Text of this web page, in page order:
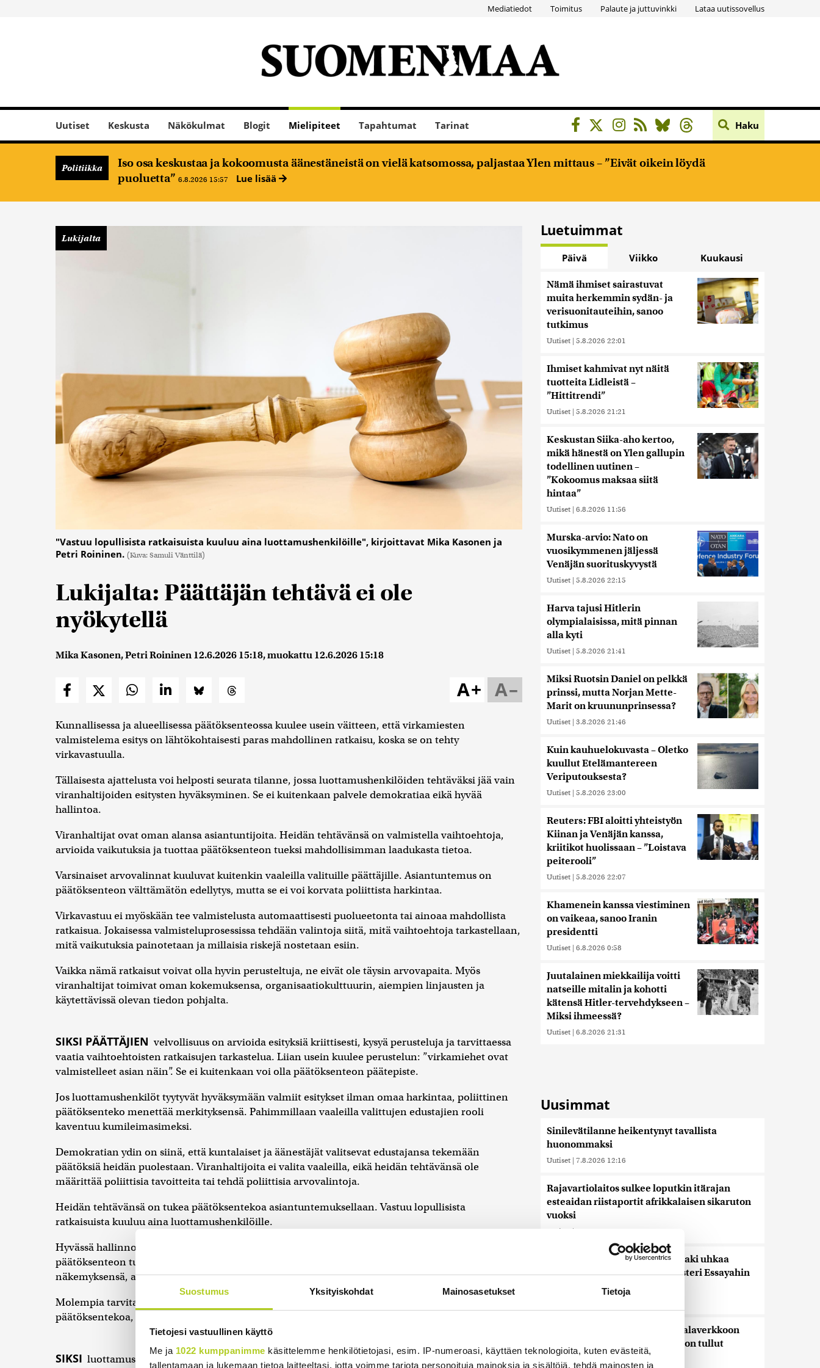
Suostumus Yksityiskohdat Mainosasetukset Tietoja
Tietojesi vastuullinen käyttö
Me ja 1022 kumppanimme käsittelemme henkilötietojasi, esim. IP-numeroasi, käyttäen teknologioita, kuten evästeitä,
tallentamaan ja lukemaan tietoa laitteeltasi, jotta voimme tarjota personoituja mainoksia ja sisältöjä, tehdä mainosten ja
Mediatiedot Toimitus Palaute ja juttuvinkki Lataa uutissovellus
Uutiset Keskusta Näkökulmat Blogit Mielipiteet Tapahtumat Tarinat Haku
Politiikka
Iso osa keskustaa ja kokoomusta äänestäneistä on vielä katsomossa, paljastaa Ylen mittaus – ”Eivät oikein löydä
puoluetta” 6.8.2026 15:57 Lue lisää
Lukijalta
"Vastuu lopullisista ratkaisuista kuuluu aina luottamushenkilöille", kirjoittavat Mika Kasonen ja
Petri Roininen. (Kuva: Samuli Vänttilä)
Lukijalta: Päättäjän tehtävä ei ole
nyökytellä
Mika Kasonen, Petri Roininen 12.6.2026 15:18, muokattu 12.6.2026 15:18
A–
A+
Kunnallisessa ja alueellisessa päätöksenteossa kuulee usein väitteen, että virkamiesten
valmistelema esitys on lähtökohtaisesti paras mahdollinen ratkaisu, koska se on tehty
virkavastuulla.
Tällaisesta ajattelusta voi helposti seurata tilanne, jossa luottamushenkilöiden tehtäväksi jää vain
viranhaltijoiden esitysten hyväksyminen. Se ei kuitenkaan palvele demokratiaa eikä hyvää
hallintoa.
Viranhaltijat ovat oman alansa asiantuntijoita. Heidän tehtävänsä on valmistella vaihtoehtoja,
arvioida vaikutuksia ja tuottaa päätöksenteon tueksi mahdollisimman laadukasta tietoa.
Varsinaiset arvovalinnat kuuluvat kuitenkin vaaleilla valituille päättäjille. Asiantuntemus on
päätöksenteon välttämätön edellytys, mutta se ei voi korvata poliittista harkintaa.
Virkavastuu ei myöskään tee valmistelusta automaattisesti puolueetonta tai ainoaa mahdollista
ratkaisua. Jokaisessa valmisteluprosessissa tehdään valintoja siitä, mitä vaihtoehtoja tarkastellaan,
mitä vaikutuksia painotetaan ja millaisia riskejä nostetaan esiin.
Vaikka nämä ratkaisut voivat olla hyvin perusteltuja, ne eivät ole täysin arvovapaita. Myös
viranhaltijat toimivat oman kokemuksensa, organisaatiokulttuurin, aiempien linjausten ja
käytettävissä olevan tiedon pohjalta.
SIKSI PÄÄTTÄJIEN velvollisuus on arvioida esityksiä kriittisesti, kysyä perusteluja ja tarvittaessa
vaatia vaihtoehtoisten ratkaisujen tarkastelua. Liian usein kuulee perustelun: ”virkamiehet ovat
valmistelleet asian näin”. Se ei kuitenkaan voi olla päätöksenteon päätepiste.
Jos luottamushenkilöt tyytyvät hyväksymään valmiit esitykset ilman omaa harkintaa, poliittinen
päätöksenteko menettää merkityksensä. Pahimmillaan vaaleilla valittujen edustajien rooli
kaventuu kumileimasimeksi.
Demokratian ydin on siinä, että kuntalaiset ja äänestäjät valitsevat edustajansa tekemään
päätöksiä heidän puolestaan. Viranhaltijoita ei valita vaaleilla, eikä heidän tehtävänsä ole
määrittää poliittisia tavoitteita tai tehdä poliittisia arvovalintoja.
Heidän tehtävänsä on tukea päätöksentekoa asiantuntemuksellaan. Vastuu lopullisista
ratkaisuista kuuluu aina luottamushenkilöille.
Hyvässä hallinnossa viranhaltijat ja päättäjät eivät ole vastakkain. Viranhaltijat tuovat
päätöksenteon tueksi tietoa, analyysiä ja valmistelua. Luottamushenkilöt puolestaan tuovat
näkemyksensä, arvonsa ja demokraattisen mandaattinsa.
Molempia tarvitaan, mutta niiden rooleja ei pidä sekoittaa. Valmistelun tulee palvella
päätöksentekoa, ei muodostua sitä ohjaavaksi voimaksi ilman avointa poliittista keskustelua.
SIKSI luottamushenkilöiden on uskallettava käyttää heille annettua valtaa ja vastuuta.
Luetuimmat
Päivä Viikko Kuukausi
Nämä ihmiset sairastuvat
muita herkemmin sydän- ja
verisuonitauteihin, sanoo
tutkimus
Uutiset | 5.8.2026 22:01
Ihmiset kahmivat nyt näitä
tuotteita Lidleistä –
”Hittitrendi”
Uutiset | 5.8.2026 21:21
Keskustan Siika-aho kertoo,
mikä hänestä on Ylen gallupin
todellinen uutinen –
”Kokoomus maksaa siitä
hintaa”
Uutiset | 6.8.2026 11:56
Murska-arvio: Nato on
vuosikymmenen jäljessä
Venäjän suorituskyvystä
Uutiset | 5.8.2026 22:15
Harva tajusi Hitlerin
olympialaisissa, mitä pinnan
alla kyti
Uutiset | 5.8.2026 21:41
Miksi Ruotsin Daniel on pelkkä
prinssi, mutta Norjan Mette-
Marit on kruununprinsessa?
Uutiset | 3.8.2026 21:46
Kuin kauhuelokuvasta – Oletko
kuullut Etelämantereen
Veriputouksesta?
Uutiset | 5.8.2026 23:00
Reuters: FBI aloitti yhteistyön
Kiinan ja Venäjän kanssa,
kriitikot huolissaan – ”Loistava
peiterooli”
Uutiset | 5.8.2026 22:07
Khamenein kanssa viestiminen
on vaikeaa, sanoo Iranin
presidentti
Uutiset | 6.8.2026 0:58
Juutalainen miekkailija voitti
natseille mitalin ja kohotti
kätensä Hitler-tervehdykseen –
Miksi ihmeessä?
Uutiset | 6.8.2026 21:31
Uusimmat
Sinilevätilanne heikentynyt tavallista
huonommaksi
Uutiset | 7.8.2026 12:16
Rajavartiolaitos sulkee loputkin itärajan
esteaidan riistaportit afrikkalaisen sikaruton
vuoksi
Uutiset |
Keskustan Siponen: Epäselvä laki uhkaa
pysäyttää kesähakkuut – ministeri Essayahin
korjattava tilanne
Saimaannorpan kuutti kuoli kalaverkkoon
Liperissä – jo vuoden 12:s tietoon tullut
pyydyskuolema